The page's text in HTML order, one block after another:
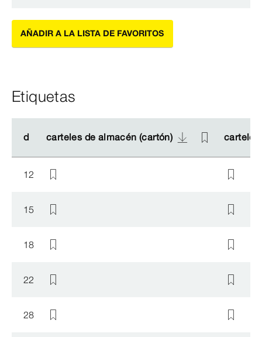
AÑADIR A LA LISTA DE FAVORITOS
Etiquetas
d carteles de almacén (cartón)
d carteles de almacén (cartón)
12
15
18
22
28